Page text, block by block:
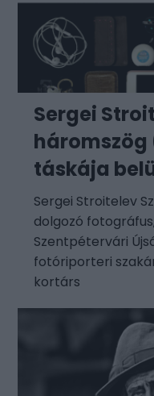
Sergei
háromszög
táskája
Sergei Stroitelev
dolgozó
Szentpétervári
fotóriporteri
kortárs